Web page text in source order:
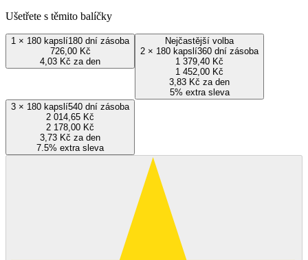
Ušetřete s těmito balíčky
1 × 180 kapslí180 dní zásoba
726,00 Kč
4,03 Kč za den
Nejčastější volba
2 × 180 kapslí360 dní zásoba
1 379,40 Kč
1 452,00 Kč
3,83 Kč za den
5% extra sleva
3 × 180 kapslí540 dní zásoba
2 014,65 Kč
2 178,00 Kč
3,73 Kč za den
7.5% extra sleva